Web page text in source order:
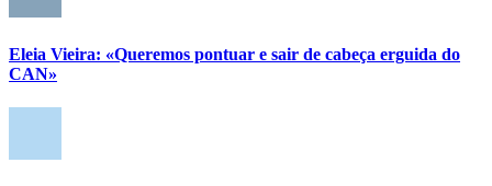
Eleia Vieira: «Queremos pontuar e sair de cabeça erguida do
CAN»